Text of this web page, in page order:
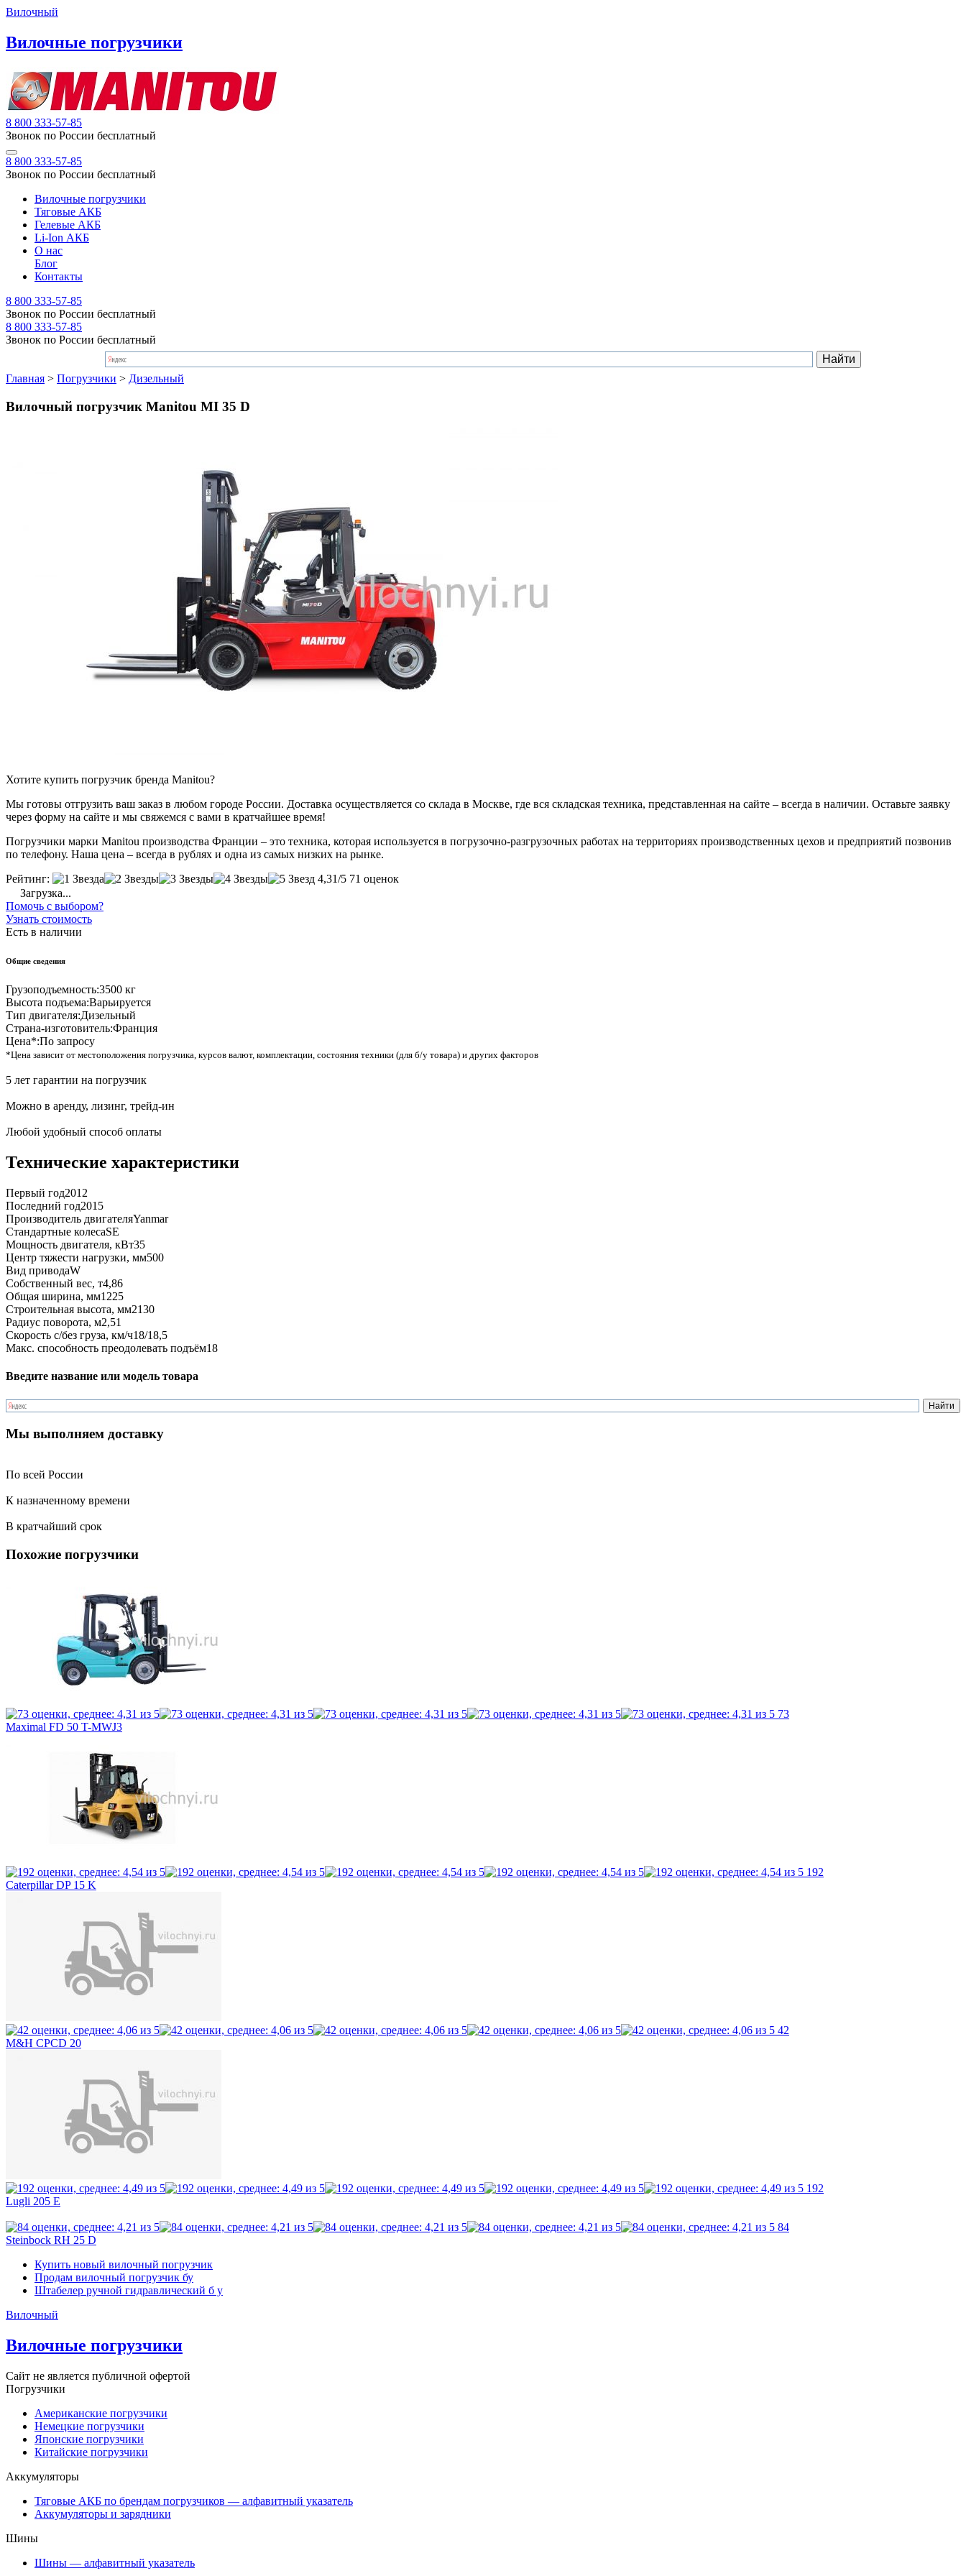
Вилочный
Вилочные погрузчики
8 800 333-57-85
Звонок по России бесплатный
8 800 333-57-85
Звонок по России бесплатный
Вилочные погрузчики
Тяговые АКБ
Гелевые АКБ
Li-Ion АКБ
О нас
Блог
Контакты
8 800 333-57-85
Звонок по России бесплатный
8 800 333-57-85
Звонок по России бесплатный
Главная > Погрузчики > Дизельный
Вилочный погрузчик Manitou MI 35 D
Хотите купить погрузчик бренда Manitou?
Мы готовы отгрузить ваш заказ в любом городе России. Доставка осуществляется со склада в Москве, где вся складская техника, представленная на сайте – всегда в наличии. Оставьте заявку
через форму на сайте и мы свяжемся с вами в кратчайшее время!
Погрузчики марки Manitou производства Франции – это техника, которая используется в погрузочно-разгрузочных работах на территориях производственных цехов и предприятий позвонив
по телефону. Наша цена – всегда в рублях и одна из самых низких на рынке.
Рейтинг:
4,31/5 71 оценок
Загрузка...
Помочь с выбором?
Узнать стоимость
Есть в наличии
Общие сведения
Грузоподъемность:3500 кг
Высота подъема:Варьируется
Тип двигателя:Дизельный
Страна-изготовитель:Франция
Цена*:По запросу
*Цена зависит от местоположения погрузчика, курсов валют, комплектации, состояния техники (для б/у товара) и других факторов
5 лет гарантии на погрузчик
Можно в аренду, лизинг, трейд-ин
Любой удобный способ оплаты
Технические характеристики
Первый год2012
Последний год2015
Производитель двигателяYanmar
Стандартные колесаSE
Мощность двигателя, кВт35
Центр тяжести нагрузки, мм500
Вид приводаW
Собственный вес, т4,86
Общая ширина, мм1225
Строительная высота, мм2130
Радиус поворота, м2,51
Скорость с/без груза, км/ч18/18,5
Макс. способность преодолевать подъём18
Введите название или модель товара
Мы выполняем доставку
По всей России
К назначенному времени
В кратчайший срок
Похожие погрузчики
73
Maximal FD 50 T-MWJ3
192
Caterpillar DP 15 K
42
M&H CPCD 20
192
Lugli 205 E
84
Steinbock RH 25 D
Купить новый вилочный погрузчик
Продам вилочный погрузчик бу
Штабелер ручной гидравлический б у
Вилочный
Вилочные погрузчики
Сайт не является публичной офертой
Погрузчики
Американские погрузчики
Немецкие погрузчики
Японские погрузчики
Китайские погрузчики
Аккумуляторы
Тяговые АКБ по брендам погрузчиков — алфавитный указатель
Аккумуляторы и зарядники
Шины
Шины — алфавитный указатель